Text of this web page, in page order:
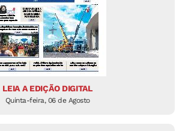
LEIA A EDIÇÃO DIGITAL
Quinta-feira, 06 de Agosto